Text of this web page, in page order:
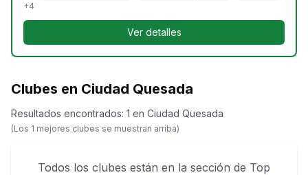
+4
Ver detalles
Clubes en Ciudad Quesada
Resultados encontrados: 1 en Ciudad Quesada
(Los 1 mejores clubes se muestran arriba)
Todos los clubes están en la sección de Top